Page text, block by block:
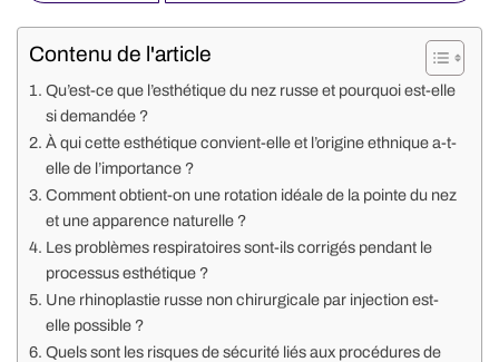
Contenu de l'article
Qu’est-ce que l’esthétique du nez russe et pourquoi est-elle
si demandée ?
À qui cette esthétique convient-elle et l’origine ethnique a-t-
elle de l’importance ?
Comment obtient-on une rotation idéale de la pointe du nez
et une apparence naturelle ?
Les problèmes respiratoires sont-ils corrigés pendant le
processus esthétique ?
Une rhinoplastie russe non chirurgicale par injection est-
elle possible ?
Quels sont les risques de sécurité liés aux procédures de